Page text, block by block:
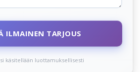
ILMAINEN TARJOUS
käsitellään luottamuksellisesti